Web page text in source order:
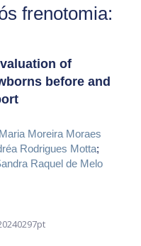
frenotomia:
of
before and
Moreira Moraes
Rodrigues Motta;
Raquel de Melo